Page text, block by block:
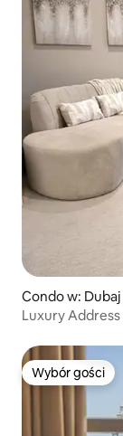
Condo w: Dubaj
Luxury
Wybór gości
Wybór gości